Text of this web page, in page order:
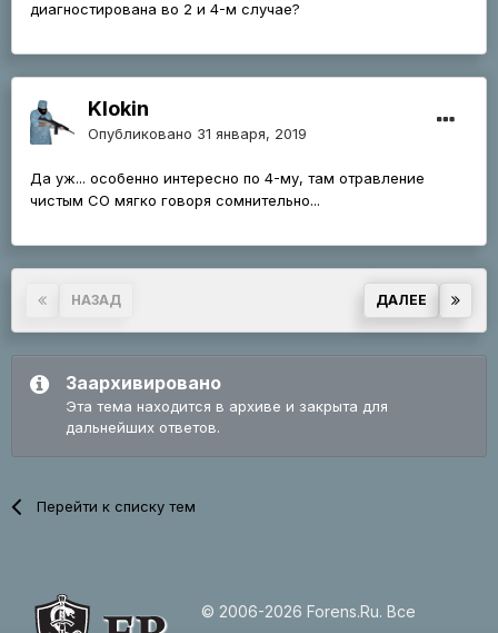
диагностирована во 2 и 4-м случае?
Klokin
Опубликовано 31 января, 2019
Да уж... особенно интересно по 4-му, там отравление
чистым СО мягко говоря сомнительно...
НАЗАД ДАЛЕЕ
Заархивировано
Эта тема находится в архиве и закрыта для
дальнейших ответов.
Перейти к списку тем
© 2006-2026 Forens.Ru. Все